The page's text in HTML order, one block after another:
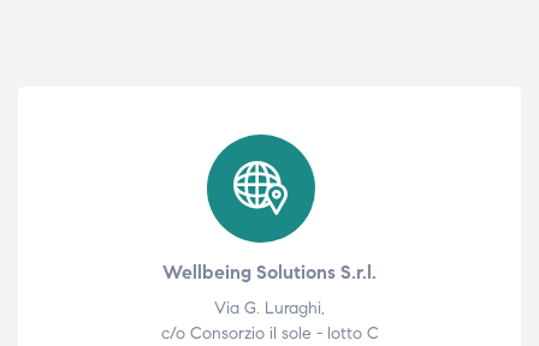
Wellbeing Solutions S.r.l.
Via G. Luraghi,
c/o Consorzio il sole - lotto C